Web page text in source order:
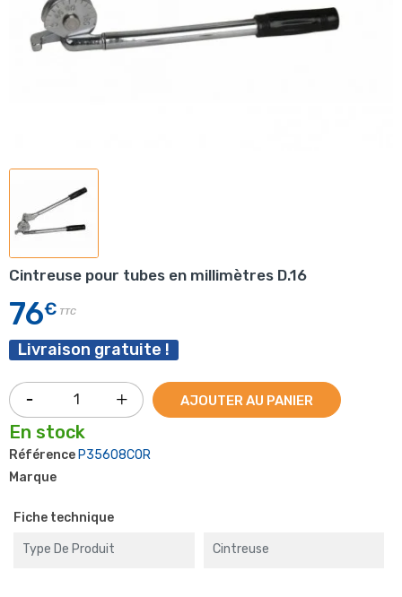
Cintreuse pour tubes en millimètres D.16
76€ TTC
Livraison gratuite !
AJOUTER AU PANIER
En stock
Référence P35608COR
Marque
Fiche technique
Type De Produit Cintreuse